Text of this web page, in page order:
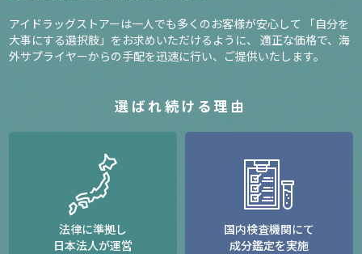
アイドラッグストアーは一人でも多くのお客様が安心して
「自分を
大事にする選択肢」をお求めいただけるように、
適正な価格で、海
外サプライヤーからの手配を迅速に行い、ご提供いたします。
選ばれ続ける理由
法律に準拠し
日本法人が運営
国内検査機関にて
成分鑑定を実施